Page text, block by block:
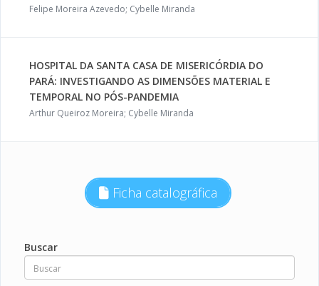
Felipe Moreira Azevedo; Cybelle Miranda
HOSPITAL DA SANTA CASA DE MISERICÓRDIA DO
PARÁ: INVESTIGANDO AS DIMENSÕES MATERIAL E
TEMPORAL NO PÓS-PANDEMIA
Arthur Queiroz Moreira; Cybelle Miranda
Ficha catalográfica
Buscar